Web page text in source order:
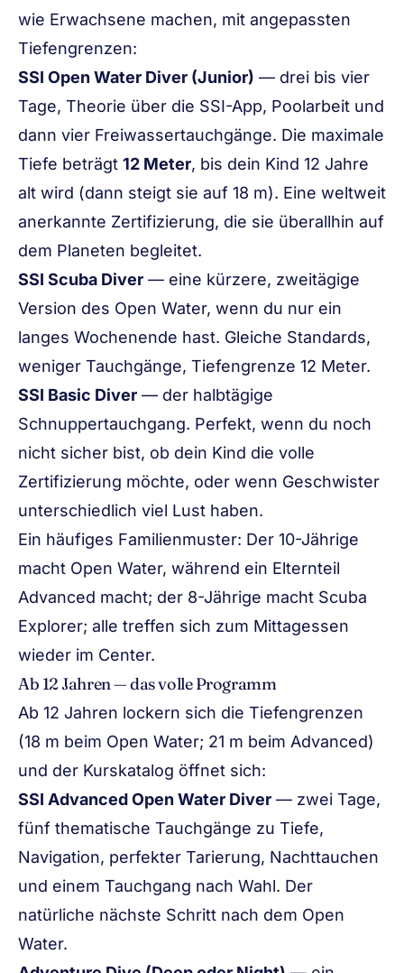
wie Erwachsene machen, mit angepassten
Tiefengrenzen:
SSI Open Water Diver (Junior) — drei bis vier
Tage, Theorie über die SSI-App, Poolarbeit und
dann vier Freiwassertauchgänge. Die maximale
Tiefe beträgt 12 Meter, bis dein Kind 12 Jahre
alt wird (dann steigt sie auf 18 m). Eine weltweit
anerkannte Zertifizierung, die sie überallhin auf
dem Planeten begleitet.
SSI Scuba Diver — eine kürzere, zweitägige
Version des Open Water, wenn du nur ein
langes Wochenende hast. Gleiche Standards,
weniger Tauchgänge, Tiefengrenze 12 Meter.
SSI Basic Diver — der halbtägige
Schnuppertauchgang. Perfekt, wenn du noch
nicht sicher bist, ob dein Kind die volle
Zertifizierung möchte, oder wenn Geschwister
unterschiedlich viel Lust haben.
Ein häufiges Familienmuster: Der 10-Jährige
macht Open Water, während ein Elternteil
Advanced macht; der 8-Jährige macht Scuba
Explorer; alle treffen sich zum Mittagessen
wieder im Center.
Ab 12 Jahren — das volle Programm
Ab 12 Jahren lockern sich die Tiefengrenzen
(18 m beim Open Water; 21 m beim Advanced)
und der Kurskatalog öffnet sich:
SSI Advanced Open Water Diver — zwei Tage,
fünf thematische Tauchgänge zu Tiefe,
Navigation, perfekter Tarierung, Nachttauchen
und einem Tauchgang nach Wahl. Der
natürliche nächste Schritt nach dem Open
Water.